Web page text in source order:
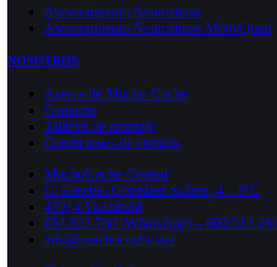
Asesoramiento Neumáticos
Asesoramiento Neumáticos Moto/Quad
NOSOTROS
Acerca de Mucho Coche
Contacto
Talleres de montaje
Condiciones de compra
MuchoCoche Central
C/ Eusebio González Suárez, 4 – 8ºC
47014 Valladolid
654 923 760 (WhatsApp) – 600 513 281
info@muchocoche.net